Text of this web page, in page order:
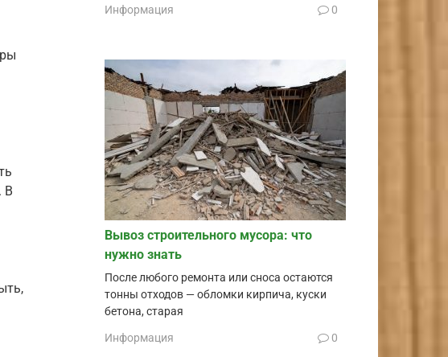
В
Информация 0
Вывоз строительного мусора: что
нужно знать
После любого ремонта или сноса остаются
тонны отходов — обломки кирпича, куски
бетона, старая
Информация 0